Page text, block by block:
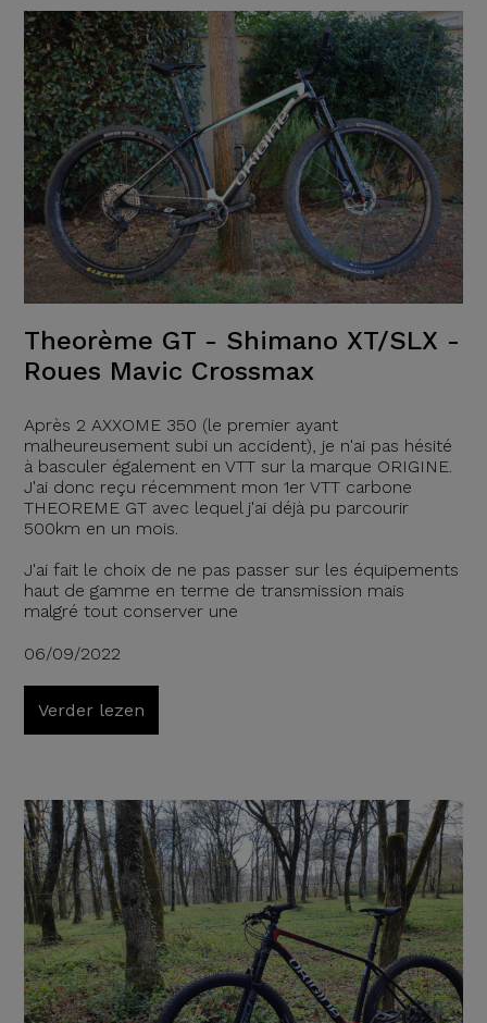
Theorème GT - Shimano XT/SLX -
Roues Mavic Crossmax
Après 2 AXXOME 350 (le premier ayant
malheureusement subi un accident), je n'ai pas hésité
à basculer également en VTT sur la marque ORIGINE.
J'ai donc reçu récemment mon 1er VTT carbone
THEOREME GT avec lequel j'ai déjà pu parcourir
500km en un mois.
J'ai fait le choix de ne pas passer sur les équipements
haut de gamme en terme de transmission mais
malgré tout conserver une
06/09/2022
Verder lezen